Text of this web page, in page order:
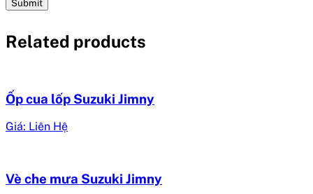
Related products
Ốp cua lốp Suzuki Jimny
Giá: Liên Hệ
Vè che mưa Suzuki Jimny